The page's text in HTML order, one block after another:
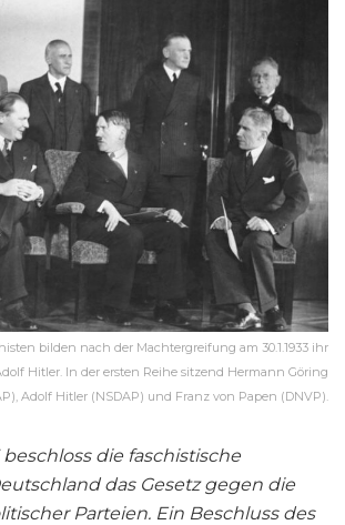
bilden nach der Machtergreifung am 30.1.1933 ihr
Hitler. In der ersten Reihe sitzend Hermann Göring
Adolf Hitler (NSDAP) und Franz von Papen (DNVP).
beschloss die faschistische
das Gesetz gegen die
Parteien. Ein Beschluss des